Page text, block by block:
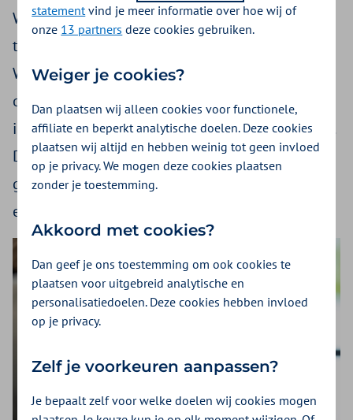
Well at Work komt voort uit de samenwerking
tussen
Work Monitor is een baanbrekend instrument
om wellbeing op het werk te verbeteren voor
individuele medewerkers, teams en organisaties.
De voordelen daarvan zien we terug in de
gezondheid en het energieniveau van mensen,
en daarmee ook in betere prestaties.
statementvind je meer informatie over hoe wij of
onze 13 partners deze cookies gebruiken.
Weiger je cookies?
Dan plaatsen wij alleen cookies voor functionele,
affiliate en beperkt analytische doelen. Deze cookies
plaatsen wij altijd en hebben weinig tot geen invloed
op je privacy. We mogen deze cookies plaatsen
zonder je toestemming.
Akkoord met cookies?
Dan geef je ons toestemming om ook cookies te
plaatsen voor uitgebreid analytische en
personalisatiedoelen. Deze cookies hebben invloed
op je privacy.
Zelf je voorkeuren aanpassen?
Je bepaalt zelf voor welke doelen wij cookies mogen